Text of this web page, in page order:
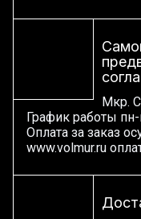
Мкр.
График работы
Оплата за заказ
www.volmur.ru